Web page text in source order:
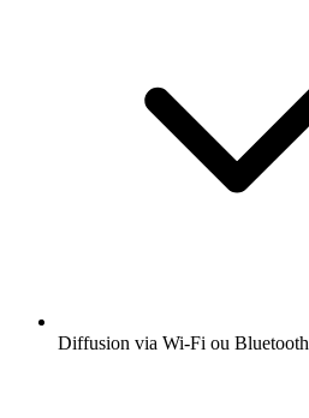
Diffusion via Wi-Fi ou Bluetooth